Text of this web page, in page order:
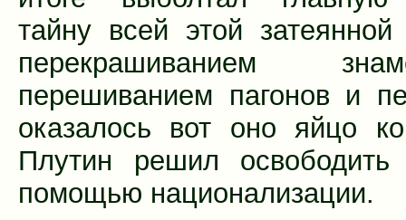
тайну всей этой
перекрашиванием
перешиванием пагонов и
оказалось вот оно яйцо
Плутин решил
помощью национализации.